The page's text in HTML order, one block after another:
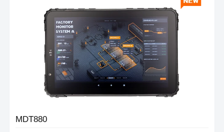
MDT880